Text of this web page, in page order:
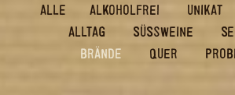
ALLE AL­KO­HOL­FREI UNI­KAT
ALL­TAG
SÜSS­WEI­NE
BRÄN­DE
QUER